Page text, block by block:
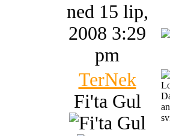
ned 15 lip,
2008 3:29
pm
TerNek
Fi'ta Gul